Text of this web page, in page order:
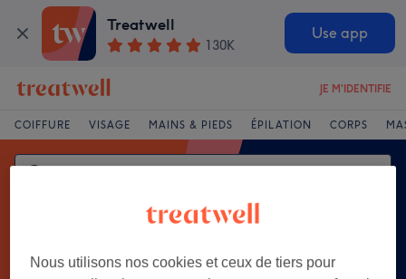
Treatwell
130K
Use app
JE M'IDENTIFIE
COIFFURE VISAGE MAINS & PIEDS ÉPILATION CORPS
Nous utilisons nos cookies et ceux de tiers pour